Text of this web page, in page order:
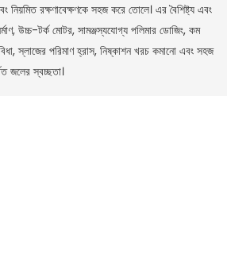
নিয়মিত রক্ষণাবেক্ষণকে সহজ করে তোলে। এর বৈশিষ্ট্য এবং
উচ্চ-টর্ক মোটর, সামঞ্জস্যযোগ্য পলিমার ডোজিং, কম
স্লাজের পরিমাণ হ্রাস, নিষ্কাশন খরচ কমানো এবং সহজ
জলের স্বচ্ছতা।